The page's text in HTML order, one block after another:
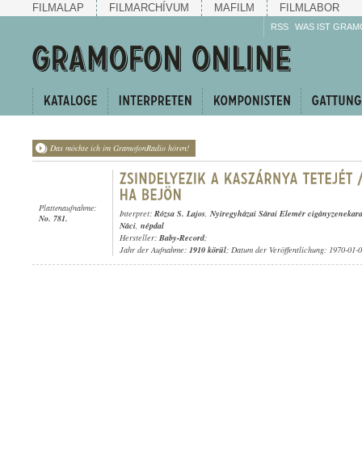
FILMALAP FILMARCHÍVUM MAFILM FILMLABOR
RSS WAS IST
Das möchte ich im GramofonRadio hören!
Plattenaufnahme:
No. 781.
Interpret: Rózsa S. Lajos, Nyiregyházai Sárai Elemér cigányzenekara
Náci, népdal
Hersteller: Baby-Record;
Jahr der Aufnahme: 1910 körül; Datum der Veröffentlichung: 1970-01-